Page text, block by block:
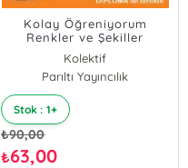
Kolay Öğreniyorum
Renkler ve Şekiller
Kolektif
Parıltı Yayıncılık
Stok : 1+
₺90,00
₺63,00